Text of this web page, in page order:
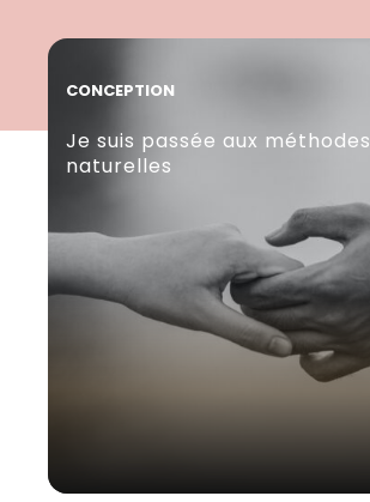
CONCEPTION
Je suis passée aux méthodes
naturelles